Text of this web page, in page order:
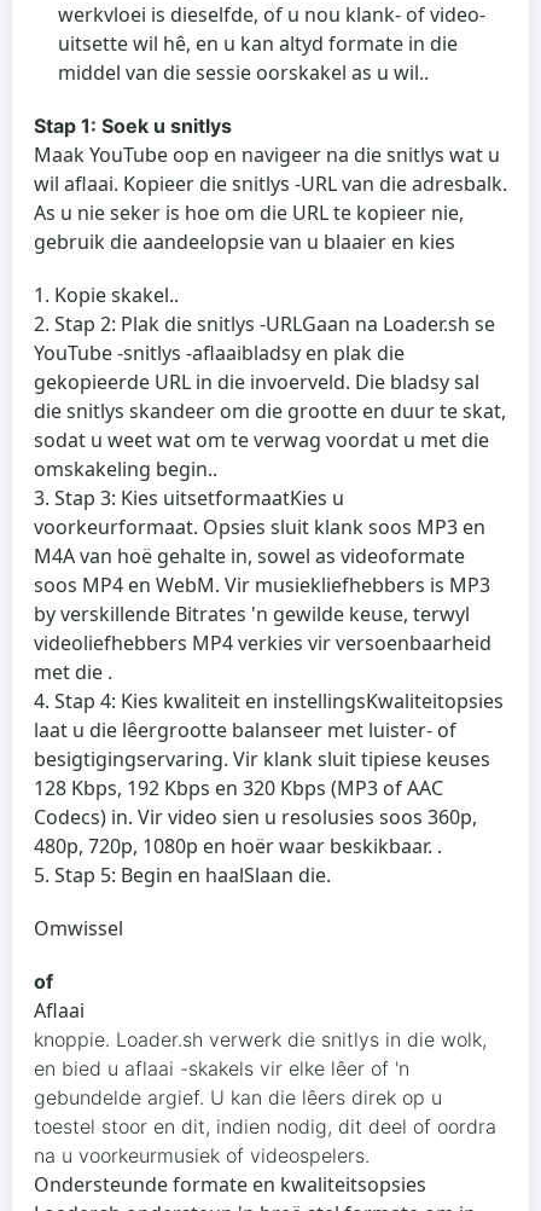
werkvloei is dieselfde, of u nou klank- of video-
uitsette wil hê, en u kan altyd formate in die
middel van die sessie oorskakel as u wil..
Stap 1: Soek u snitlys
Maak YouTube oop en navigeer na die snitlys wat u
wil aflaai. Kopieer die snitlys -URL van die adresbalk.
As u nie seker is hoe om die URL te kopieer nie,
gebruik die aandeelopsie van u blaaier en kies
Kopie skakel..
Stap 2: Plak die snitlys -URLGaan na Loader.sh se
YouTube -snitlys -aflaaibladsy en plak die
gekopieerde URL in die invoerveld. Die bladsy sal
die snitlys skandeer om die grootte en duur te skat,
sodat u weet wat om te verwag voordat u met die
omskakeling begin..
Stap 3: Kies uitsetformaatKies u
voorkeurformaat. Opsies sluit klank soos MP3 en
M4A van hoë gehalte in, sowel as videoformate
soos MP4 en WebM. Vir musiekliefhebbers is MP3
by verskillende Bitrates 'n gewilde keuse, terwyl
videoliefhebbers MP4 verkies vir versoenbaarheid
met die .
Stap 4: Kies kwaliteit en instellingsKwaliteitopsies
laat u die lêergrootte balanseer met luister- of
besigtigingservaring. Vir klank sluit tipiese keuses
128 Kbps, 192 Kbps en 320 Kbps (MP3 of AAC
Codecs) in. Vir video sien u resolusies soos 360p,
480p, 720p, 1080p en hoër waar beskikbaar. .
Stap 5: Begin en haalSlaan die.
Omwissel
of
Aflaai
knoppie. Loader.sh verwerk die snitlys in die wolk,
en bied u aflaai -skakels vir elke lêer of 'n
gebundelde argief. U kan die lêers direk op u
toestel stoor en dit, indien nodig, dit deel of oordra
na u voorkeurmusiek of videospelers.
Ondersteunde formate en kwaliteitsopsies